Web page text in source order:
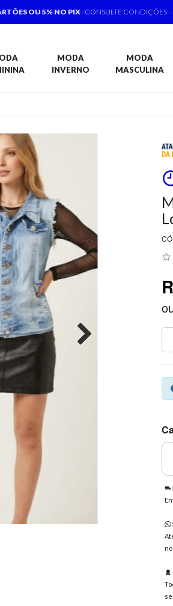
ENVIAMOS 1 A 3 DIAS ÚTEIS PARA TODO
MODA
INVERNO
MODA
MASCULINA